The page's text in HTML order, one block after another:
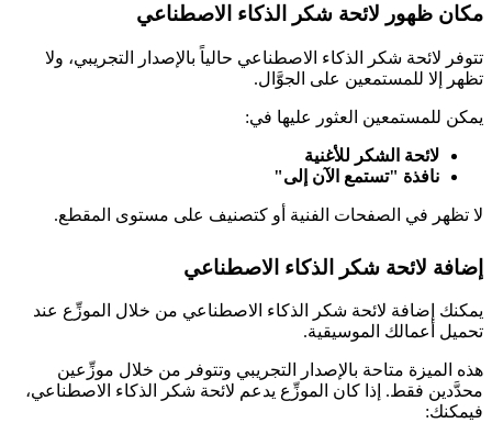
مكان ظهور لائحة شكر الذكاء الاصطناعي
تتوفر لائحة شكر الذكاء الاصطناعي حالياً بالإصدار التجريبي، ولا
تظهر إلا للمستمعين على الجوَّال.
يمكن للمستمعين العثور عليها في:
لائحة الشكر للأغنية
نافذة "تستمع الآن إلى"
لا تظهر في الصفحات الفنية أو كتصنيف على مستوى المقطع.
إضافة لائحة شكر الذكاء الاصطناعي
يمكنك إضافة لائحة شكر الذكاء الاصطناعي من خلال الموزِّع عند
تحميل أعمالك الموسيقية.
هذه الميزة متاحة بالإصدار التجريبي وتتوفر من خلال موزِّعين
محدَّدين فقط. إذا كان الموزِّع يدعم لائحة شكر الذكاء الاصطناعي،
فيمكنك: